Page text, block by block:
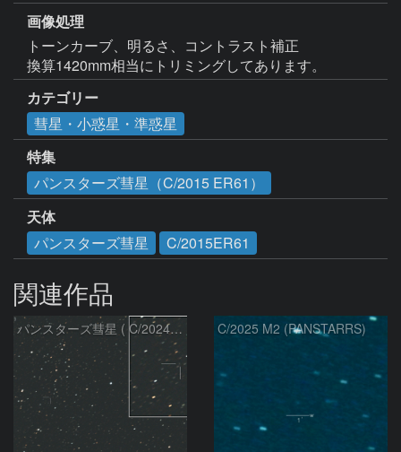
画像処理
トーンカーブ、明るさ、コントラスト補正
換算1420mm相当にトリミングしてあります。
カテゴリー
彗星・小惑星・準惑星
特集
パンスターズ彗星（C/2015 ER61）
天体
パンスターズ彗星
C/2015ER61
関連作品
パンスターズ彗星 ( C/2024R4 )：2026/07/27 C/2025 M2 (PANSTARRS)